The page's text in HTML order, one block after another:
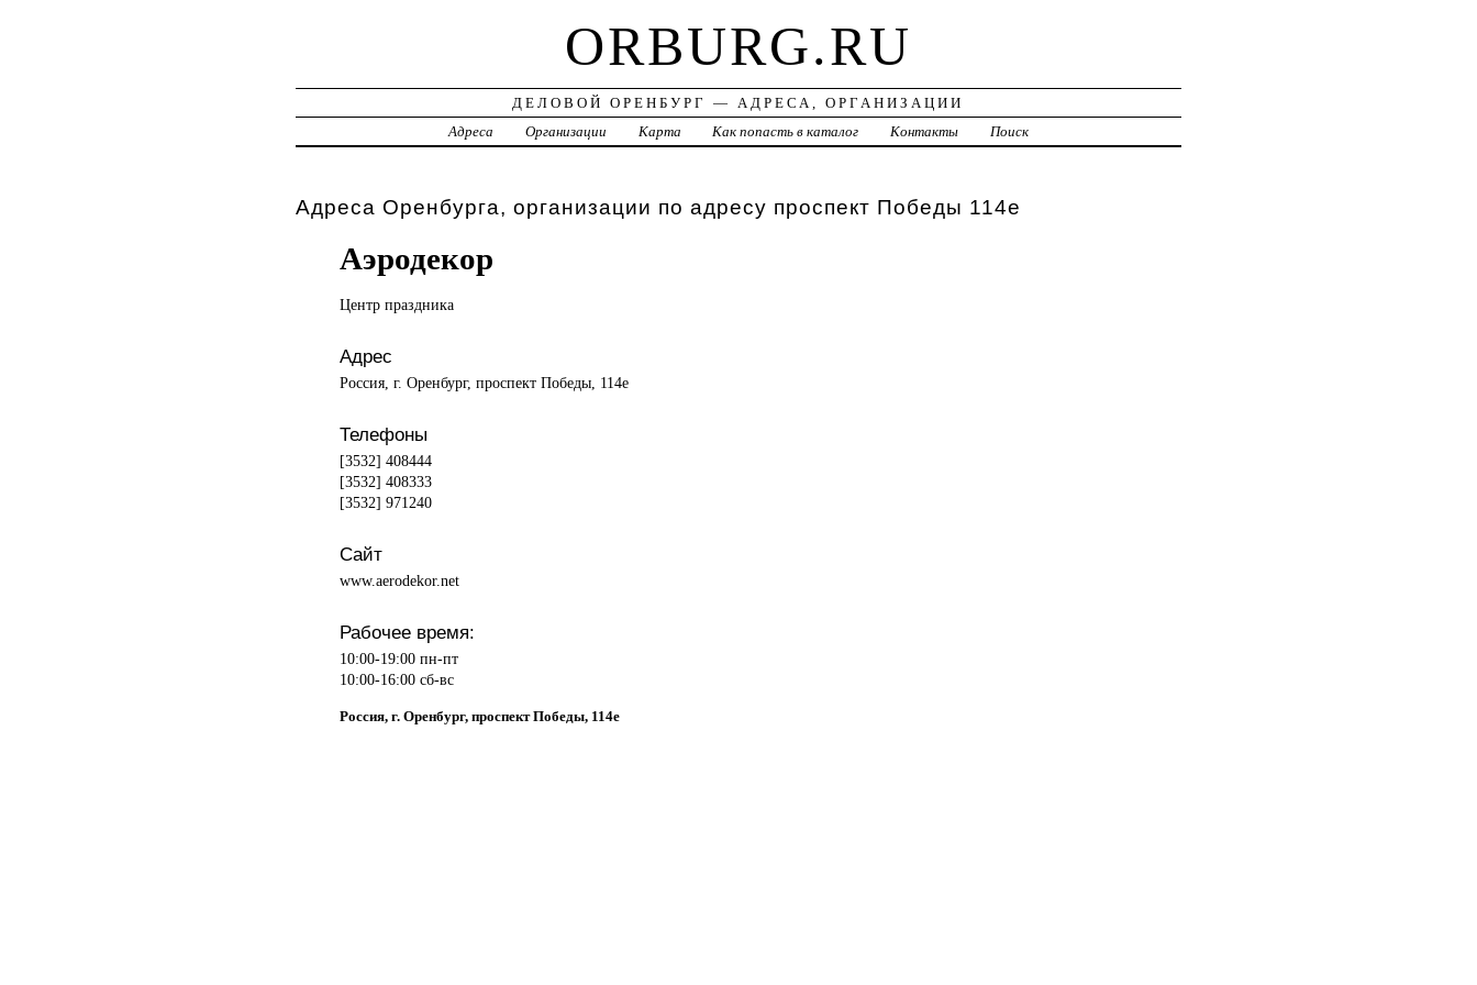
ORBURG.RU
ДЕЛОВОЙ ОРЕНБУРГ — АДРЕСА, ОРГАНИЗАЦИИ
Адреса
Организации Карта Как попасть в каталог Контакты Поиск
Адреса Оренбурга, организации по адресу проспект Победы 114е
Аэродекор
Центр праздника
Адрес
Россия, г. Оренбург, проспект Победы, 114е
Телефоны
[3532] 408444
[3532] 408333
[3532] 971240
Сайт
www.aerodekor.net
Рабочее время:
10:00-19:00 пн-пт
10:00-16:00 сб-вс
Россия, г. Оренбург, проспект Победы, 114е